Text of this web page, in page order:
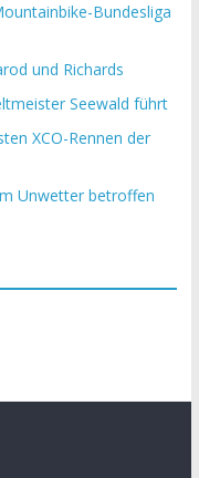
Bundesliga
und Richards
Seewald führt
XCO-Rennen der
Unwetter betroffen